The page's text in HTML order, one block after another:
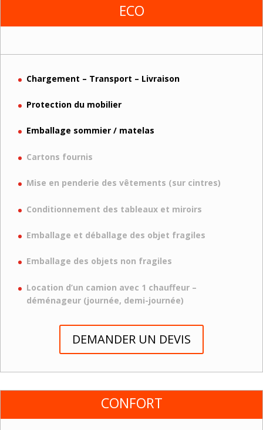
ECO
Chargement – Transport – Livraison
Protection du mobilier
Emballage sommier / matelas
Cartons fournis
Mise en penderie des vêtements (sur cintres)
Conditionnement des tableaux et miroirs
Emballage et déballage des objet fragiles
Emballage des objets non fragiles
Location d’un camion avec 1 chauffeur –
déménageur (journée, demi-journée)
DEMANDER UN DEVIS
CONFORT